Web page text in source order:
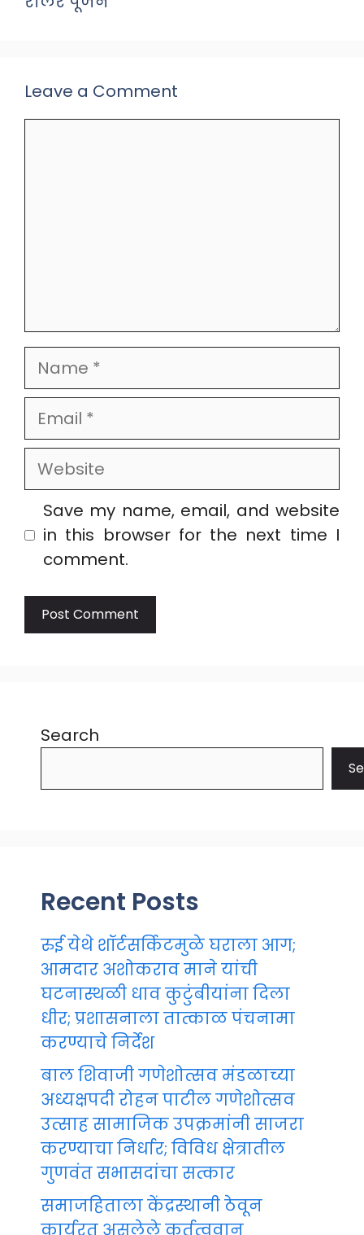
Leave a Comment
Name
Email
Website
Save my name, email, and website
in this browser for the next time I
comment.
Search
Recent Posts
रुई येथे शॉर्टसर्किटमुळे घराला आग;
आमदार अशोकराव माने यांची
घटनास्थळी धाव कुटुंबीयांना दिला
धीर; प्रशासनाला तात्काळ पंचनामा
करण्याचे निर्देश
बाल शिवाजी गणेशोत्सव मंडळाच्या
अध्यक्षपदी रोहन पाटील गणेशोत्सव
उत्साह सामाजिक उपक्रमांनी साजरा
करण्याचा निर्धार; विविध क्षेत्रातील
गुणवंत सभासदांचा सत्कार
समाजहिताला केंद्रस्थानी ठेवून
कार्यरत असलेले कर्तृत्ववान